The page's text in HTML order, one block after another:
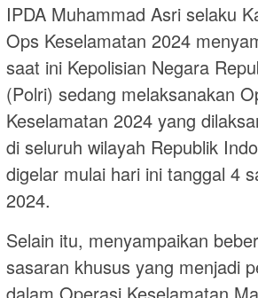
IPDA Muhammad Asri selaku
Ops Keselamatan 2024
saat ini Kepolisian Negara
(Polri) sedang melaksanakan
Keselamatan 2024 yang
di seluruh wilayah Republik
digelar mulai hari ini tanggal 4
2024.
Selain itu, menyampaikan
sasaran khusus yang menjadi